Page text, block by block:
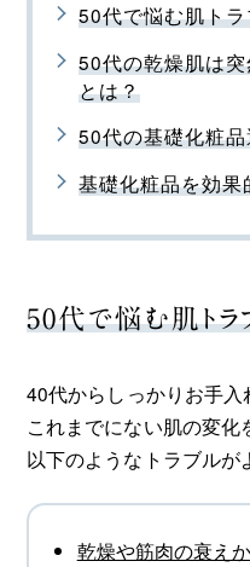
50代で悩む肌ト
50代の乾燥肌は
とは？
50代の基礎化粧
基礎化粧品を効
50代で悩む肌トラ
40代からしっかりお手
これまでにない肌の変化
以下のようなトラブルが
乾燥や筋肉の衰え